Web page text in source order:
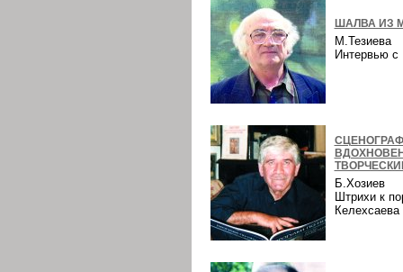
ШАЛВА ИЗ
М.Тезиева
Интервью
Б.Хозиев
Штрихи к